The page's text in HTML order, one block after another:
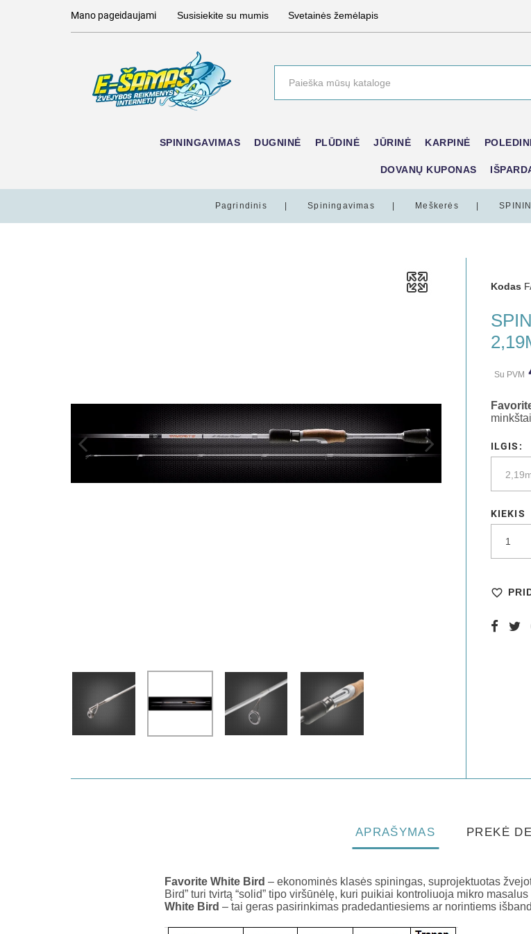
Mano pageidaujami Susisiekite su mumis Svetainės žemėlapis
SPININGAVIMAS DUGNINĖ PLŪDINĖ JŪRINĖ KARPINĖ
DOVANŲ KUPONAS
Pagrindinis Spiningavimas Meškerės
Kodas
Su PVM
ILGIS:
KIEKIS
APRAŠYMAS PREKĖ
Favorite White Bird – ekonominės klasės spiningas, suprojektuotas
Bird” turi tvirtą “solid” tipo viršūnėlę, kuri puikiai kontroliuoja mikro
White Bird – tai geras pasirinkimas pradedantiesiems ar norintiems